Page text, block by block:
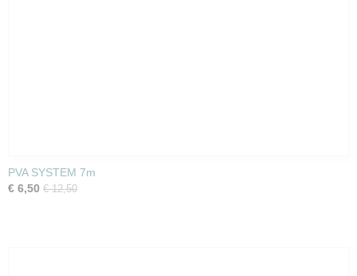
PVA SYSTEM 7m
€ 6,50 € 12,50